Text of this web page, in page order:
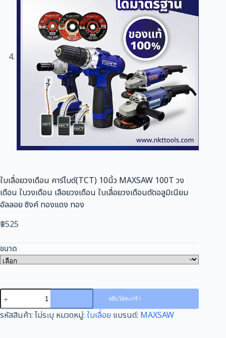
ใบเลื่อยวงเดือน คาร์ไบด์(TCT) 10นิ้ว MAXSAW 100T วง
เดือน ใบวงเดือน เลือยวงเดือน ใบเลื่อยวงเดือนตัดอลูมิเนียม
อัลลอย ซิงค์ ทองแดง ทอง
฿525
ขนาด
จำนวน
ใบ
เลื่อย
หยิบใส่ตะกร้า
รหัสสินค้า: ไม่ระบุ หมวดหมู่: ใบเลื่อย แบรนด์: MAXSAW